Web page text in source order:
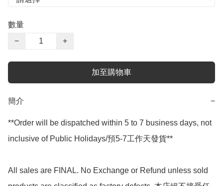
數量
−
+
加至購物車
簡介 −
**Order will be dispatched within 5 to 7 business days, not
inclusive of Public Holidays/預5-7工作天發貨**
All sales are FINAL. No Exchange or Refund unless sold